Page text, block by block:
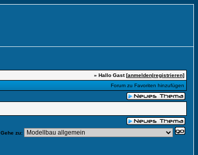
» Hallo Gast [anmelden|registrieren]
Forum zu Favoriten hinzufügen
Gehe zu: